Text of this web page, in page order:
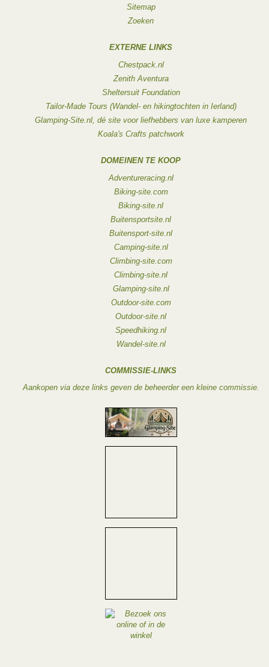
Sitemap
Zoeken
EXTERNE LINKS
Chestpack.nl
Zenith Aventura
Sheltersuit Foundation
Tailor-Made Tours (Wandel- en hikingtochten in Ierland)
Glamping-Site.nl, dé site voor liefhebbers van luxe kamperen
Koala's Crafts patchwork
DOMEINEN TE KOOP
Adventureracing.nl
Biking-site.com
Biking-site.nl
Buitensportsite.nl
Buitensport-site.nl
Camping-site.nl
Climbing-site.com
Climbing-site.nl
Glamping-site.nl
Outdoor-site.com
Outdoor-site.nl
Speedhiking.nl
Wandel-site.nl
COMMISSIE-LINKS
Aankopen via deze links geven de beheerder een kleine commissie.